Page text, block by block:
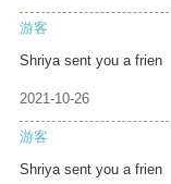
游客
Shriya sent you a frien
2021-10-26
游客
Shriya sent you a frien